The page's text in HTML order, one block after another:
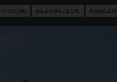
FOTÓK ALAPRAJZOK